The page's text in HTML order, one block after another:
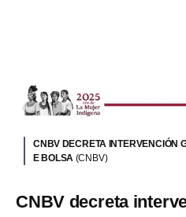
CNBV DECRETA INTERVENCIÓN
E BOLSA (CNBV)
CNBV decreta